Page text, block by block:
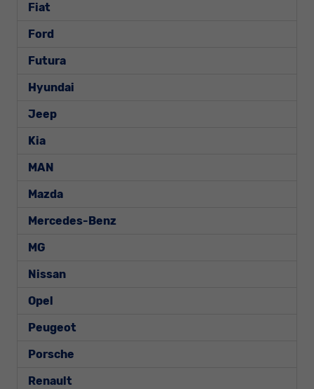
Fiat
Ford
Futura
Hyundai
Jeep
Kia
MAN
Mazda
Mercedes-Benz
MG
Nissan
Opel
Peugeot
Porsche
Renault